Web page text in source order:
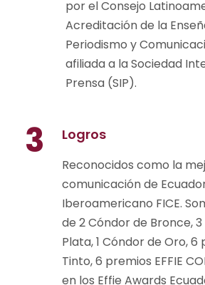
por el Consejo
Acreditación de la
Periodismo y
afiliada a la Sociedad
Prensa (SIP).
3 Logros
Reconocidos como la
comunicación de
Iberoamericano FICE.
de 2 Cóndor de Bronce,
Plata, 1 Cóndor de Oro,
Tinto, 6 premios EFFIE
en los Effie Awards